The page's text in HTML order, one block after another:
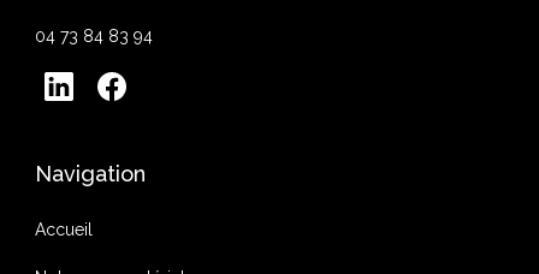
04 73 84 83 94
Navigation
Accueil